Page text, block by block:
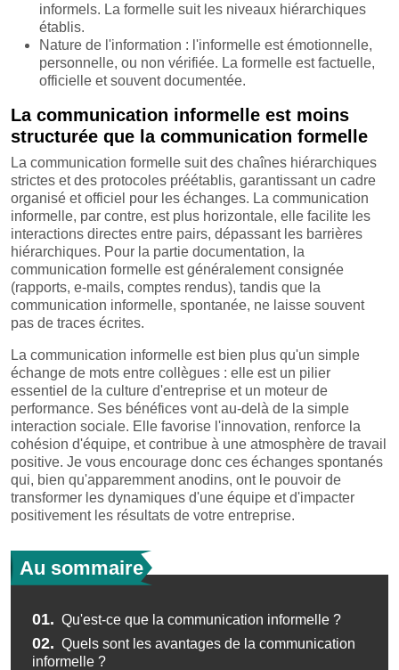
informels. La formelle suit les niveaux hiérarchiques
établis.
Nature de l'information : l'informelle est émotionnelle,
personnelle, ou non vérifiée. La formelle est factuelle,
officielle et souvent documentée.
La communication informelle est moins
structurée que la communication formelle
La communication formelle suit des chaînes hiérarchiques
strictes et des protocoles préétablis, garantissant un cadre
organisé et officiel pour les échanges. La communication
informelle, par contre, est plus horizontale, elle facilite les
interactions directes entre pairs, dépassant les barrières
hiérarchiques. Pour la partie documentation, la
communication formelle est généralement consignée
(rapports, e-mails, comptes rendus), tandis que la
communication informelle, spontanée, ne laisse souvent
pas de traces écrites.
La communication informelle est bien plus qu'un simple
échange de mots entre collègues : elle est un pilier
essentiel de la culture d'entreprise et un moteur de
performance. Ses bénéfices vont au-delà de la simple
interaction sociale. Elle favorise l'innovation, renforce la
cohésion d'équipe, et contribue à une atmosphère de travail
positive. Je vous encourage donc ces échanges spontanés
qui, bien qu'apparemment anodins, ont le pouvoir de
transformer les dynamiques d'une équipe et d'impacter
positivement les résultats de votre entreprise.
Au sommaire
01. Qu'est-ce que la communication informelle ?
02. Quels sont les avantages de la communication
informelle ?